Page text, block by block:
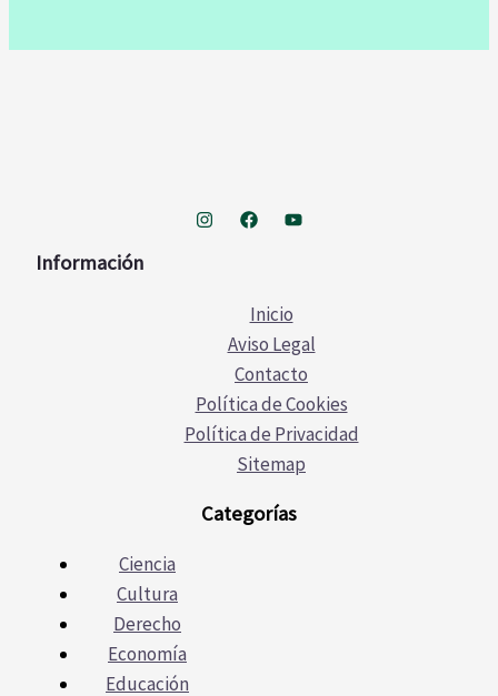
Información
Inicio
Aviso Legal
Contacto
Política de Cookies
Política de Privacidad
Sitemap
Categorías
Ciencia
Cultura
Derecho
Economía
Educación